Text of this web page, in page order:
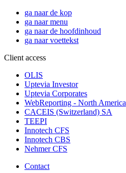
ga naar de kop
ga naar menu
ga naar de hoofdinhoud
ga naar voettekst
Client access
OLIS
Uptevia Investor
Uptevia Corporates
WebReporting - North America
CACEIS (Switzerland) SA
TEEPI
Innotech CFS
Innotech CBS
Nehmer CFS
Contact